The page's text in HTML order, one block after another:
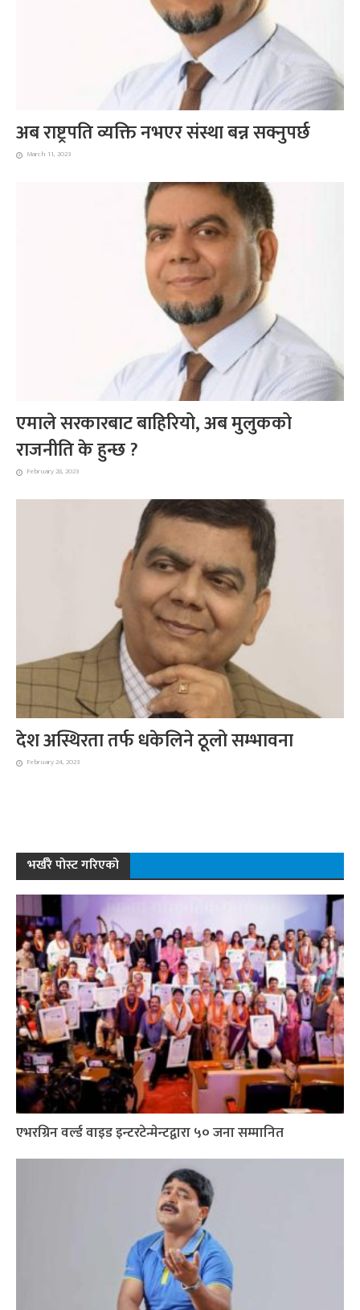
अब राष्ट्रपति व्यक्ति नभएर संस्था बन्न सक्नुपर्छ
March 11, 2023
एमाले सरकारबाट बाहिरियो, अब मुलुकको
राजनीति के हुन्छ ?
February 28, 2023
देश अस्थिरता तर्फ धकेलिने ठूलो सम्भावना
February 24, 2023
भर्खरै पोस्ट गरिएको
एभरग्रिन वर्ल्ड वाइड इन्टरटेन्मेन्टद्वारा ५० जना सम्मानित